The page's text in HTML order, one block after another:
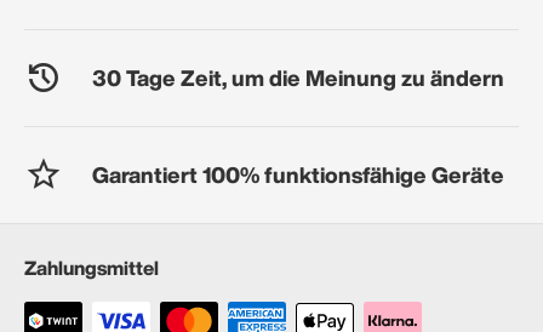
30 Tage Zeit, um die Meinung zu ändern
Garantiert 100% funktionsfähige Geräte
Zahlungsmittel